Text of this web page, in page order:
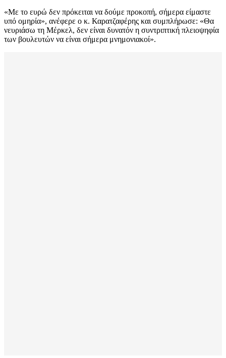
«Με το ευρώ δεν πρόκειται να δούμε προκοπή, σήμερα είμαστε
υπό ομηρία», ανέφερε ο κ. Καρατζαφέρης και συμπλήρωσε: «Θα
νευριάσω τη Μέρκελ, δεν είναι δυνατόν η συντριπτική πλειοψηφία
των βουλευτών να είναι σήμερα μνημονιακοί».